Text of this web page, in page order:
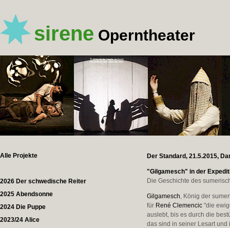
sirene Operntheater
Alle Projekte
2026 Der schwedische Reiter
2025 Abendsonne
2024 Die Puppe
2023/24 Alice
Der Standard, 21.5.2015,
"Gilgamesch" in der
Die Geschichte des
Gilgamesch, König der
für René Clemencic "die
auslebt, bis es durch die
das sind in seiner Lesart